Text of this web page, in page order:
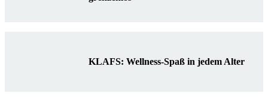
KLAFS: Wellness-Spaß in jedem Alter